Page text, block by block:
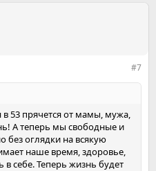
#7
в 53 прячется от мамы, мужа,
А теперь мы свободные и
без оглядки на всякую
наше время, здоровье,
в себе. Теперь жизнь будет